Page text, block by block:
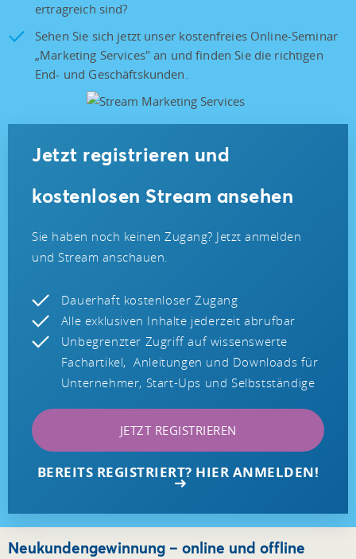
ertragreich sind?
Sehen Sie sich jetzt unser kostenfreies Online-Seminar
„Marketing Services" an und finden Sie die richtigen
End- und Geschäftskunden.
Jetzt registrieren und
kostenlosen Stream ansehen
Sie haben noch keinen Zugang? Jetzt anmelden
und Stream anschauen.
Dauerhaft kostenloser Zugang
Alle exklusiven Inhalte jederzeit abrufbar
Unbegrenzter Zugriff auf wissenswerte
Fachartikel, Anleitungen und Downloads für
Unternehmer, Start-Ups und Selbstständige
JETZT REGISTRIEREN
BEREITS REGISTRIERT? HIER ANMELDEN!
Neukundengewinnung – online und offline